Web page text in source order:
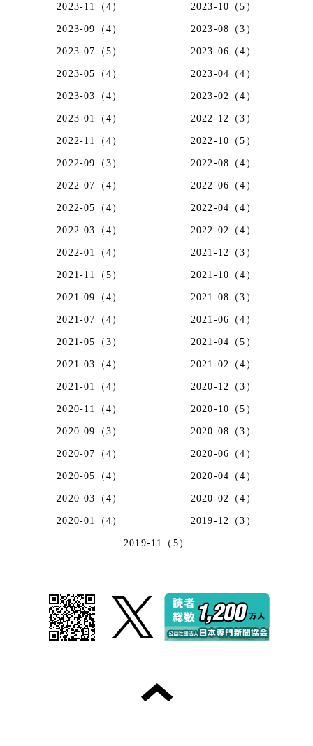
2023-11（4） 2023-10（5）
2023-09（4） 2023-08（3）
2023-07（5） 2023-06（4）
2023-05（4） 2023-04（4）
2023-03（4） 2023-02（4）
2023-01（4） 2022-12（3）
2022-11（4） 2022-10（5）
2022-09（3） 2022-08（4）
2022-07（4） 2022-06（4）
2022-05（4） 2022-04（4）
2022-03（4） 2022-02（4）
2022-01（4） 2021-12（3）
2021-11（5） 2021-10（4）
2021-09（4） 2021-08（3）
2021-07（4） 2021-06（4）
2021-05（3） 2021-04（5）
2021-03（4） 2021-02（4）
2021-01（4） 2020-12（3）
2020-11（4） 2020-10（5）
2020-09（3） 2020-08（3）
2020-07（4） 2020-06（4）
2020-05（4） 2020-04（4）
2020-03（4） 2020-02（4）
2020-01（4） 2019-12（3）
2019-11（5）